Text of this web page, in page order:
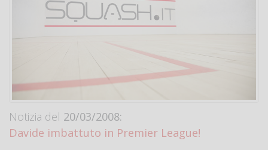
Notizia del 20/03/2008:
Davide imbattuto in Premier League!